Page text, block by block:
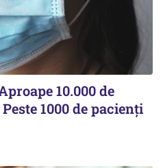
10.000 de
1000 de pacienți